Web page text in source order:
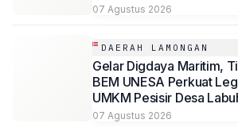
Solusi Ramah Lingkungan
07 Agustus 2026
DAERAH LAMONGAN
Gelar Digdaya Maritim,
BEM UNESA Perkuat
UMKM Pesisir Desa
07 Agustus 2026